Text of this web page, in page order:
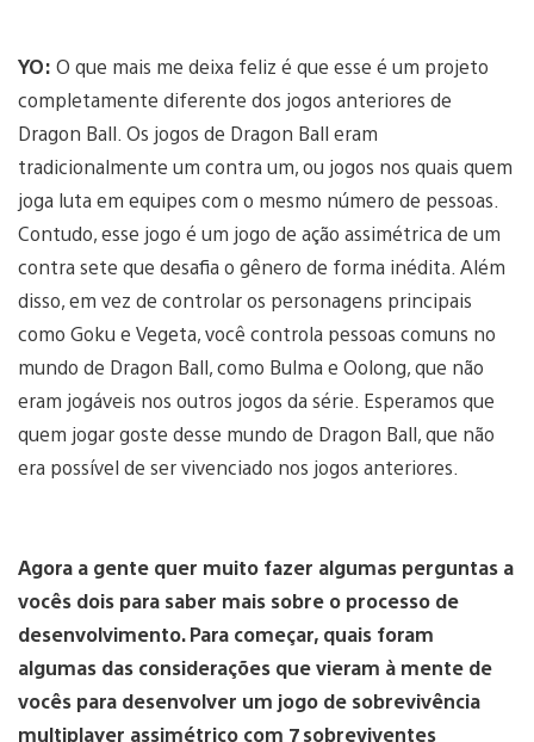
YO: O que mais me deixa feliz é que esse é um projeto
completamente diferente dos jogos anteriores de
Dragon Ball. Os jogos de Dragon Ball eram
tradicionalmente um contra um, ou jogos nos quais quem
joga luta em equipes com o mesmo número de pessoas.
Contudo, esse jogo é um jogo de ação assimétrica de um
contra sete que desafia o gênero de forma inédita. Além
disso, em vez de controlar os personagens principais
como Goku e Vegeta, você controla pessoas comuns no
mundo de Dragon Ball, como Bulma e Oolong, que não
eram jogáveis nos outros jogos da série. Esperamos que
quem jogar goste desse mundo de Dragon Ball, que não
era possível de ser vivenciado nos jogos anteriores.
Agora a gente quer muito fazer algumas perguntas a
vocês dois para saber mais sobre o processo de
desenvolvimento. Para começar, quais foram
algumas das considerações que vieram à mente de
vocês para desenvolver um jogo de sobrevivência
multiplayer assimétrico com 7 sobreviventes